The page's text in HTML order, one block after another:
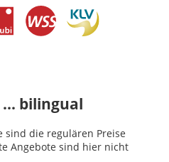
... bilingual
sind die regulären Preise
Angebote sind hier nicht